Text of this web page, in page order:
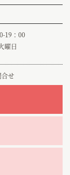
19：00
曜日
せ